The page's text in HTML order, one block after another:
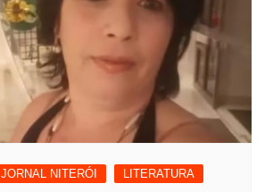
JORNAL NITERÓI
LITERATURA